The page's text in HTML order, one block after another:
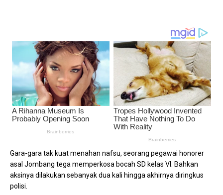
Gara-gara tak kuat menahan nafsu, seorang pegawai honorer
asal Jombang tega memperkosa bocah SD kelas VI. Bahkan
aksinya dilakukan sebanyak dua kali hingga akhirnya diringkus
polisi.